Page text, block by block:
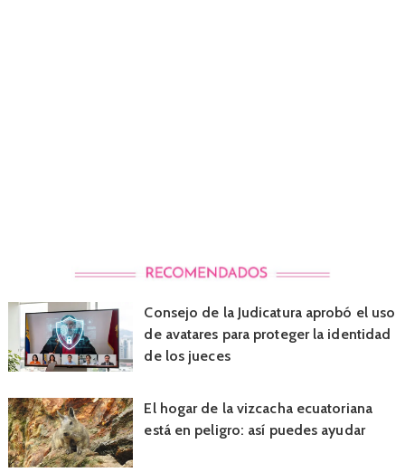
Consejo de la Judicatura aprobó el uso
de avatares para proteger la identidad
de los jueces
El hogar de la vizcacha ecuatoriana
está en peligro: así puedes ayudar